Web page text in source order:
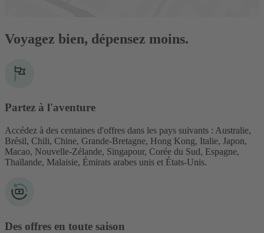
Voyagez bien, dépensez moins.
Partez à l'aventure
Accédez à des centaines d'offres dans les pays suivants : Australie,
Brésil, Chili, Chine, Grande-Bretagne, Hong Kong, Italie, Japon,
Macao, Nouvelle-Zélande, Singapour, Corée du Sud, Espagne,
Thaïlande, Malaisie, Émirats arabes unis et États-Unis.
Des offres en toute saison